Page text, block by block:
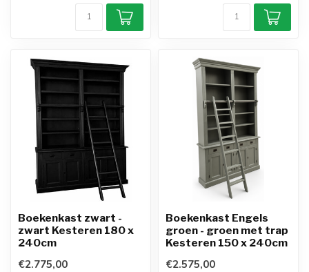
Boekenkast zwart -
zwart Kesteren 180 x
240cm
€2.775,00
Boekenkast Engels
groen - groen met trap
Kesteren 150 x 240cm
€2.575,00